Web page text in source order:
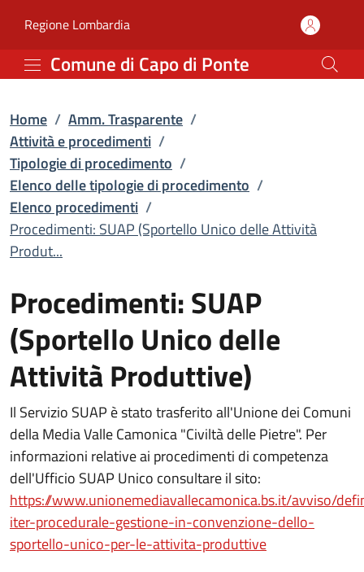
Procedimenti: SUAP
Regione Lombardia(apre in un'altra scheda).
Comune di Capo di Ponte
Home / Amm. Trasparente /
Attività e procedimenti /
Tipologie di procedimento /
Elenco delle tipologie di procedimento /
Elenco procedimenti /
Procedimenti: SUAP (Sportello Unico delle Attività
Produt...
Procedimenti: SUAP
(Sportello Unico delle
Attività Produttive)
Il Servizio SUAP è stato trasferito all'Unione dei Comuni
della Media Valle Camonica "Civiltà delle Pietre". Per
informazioni relative ai procedimenti di competenza
dell'Ufficio SUAP Unico consultare il sito:
https://www.unionemediavallecamonica.bs.it/avviso/
iter-procedurale-gestione-in-convenzione-dello-
sportello-unico-per-le-attivita-produttive